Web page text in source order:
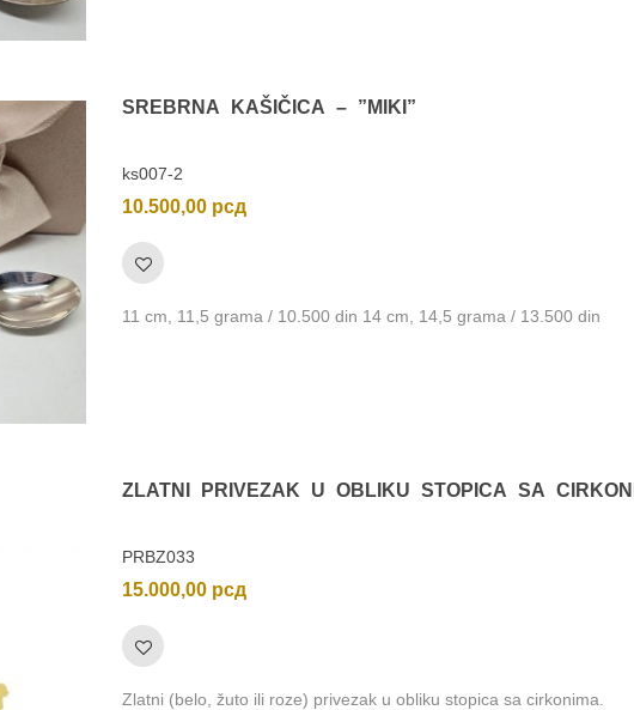
SREBRNA KAŠIČICA – ”MIKI”
ks007-2
10.500,00 рсд
11 cm, 11,5 grama / 10.500 din 14 cm, 14,5 grama / 13.500 din
ZLATNI PRIVEZAK U OBLIKU STOPICA SA
PRBZ033
15.000,00 рсд
Zlatni (belo, žuto ili roze) privezak u obliku stopica sa cirkonima.